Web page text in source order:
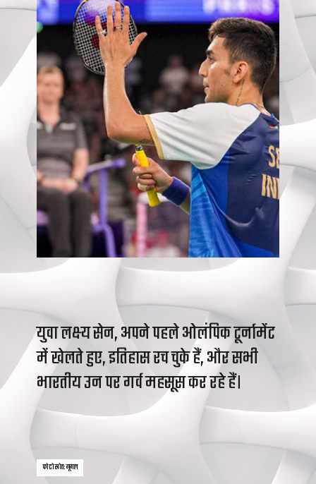
युवा लक्ष्य सेन, अपने पहले ओलंपिक टूर्नामेंट
में खेलते हुए, इतिहास रच चुके हैं, और सभी
भारतीय उन पर गर्व महसूस कर रहे हैं।
फोटो स्रोत: गूगल
फोटो स्रोत: गूगल